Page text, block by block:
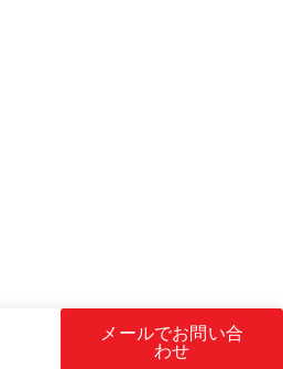
メールでお問い合
わせ